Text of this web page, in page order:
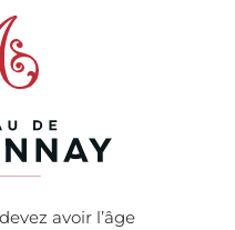
berbisey
Maizière
de l’ingénieur Henry
clos du roy » cuvée
« la plantelle »
eudes iii – Marsannay-
avoir l’âge